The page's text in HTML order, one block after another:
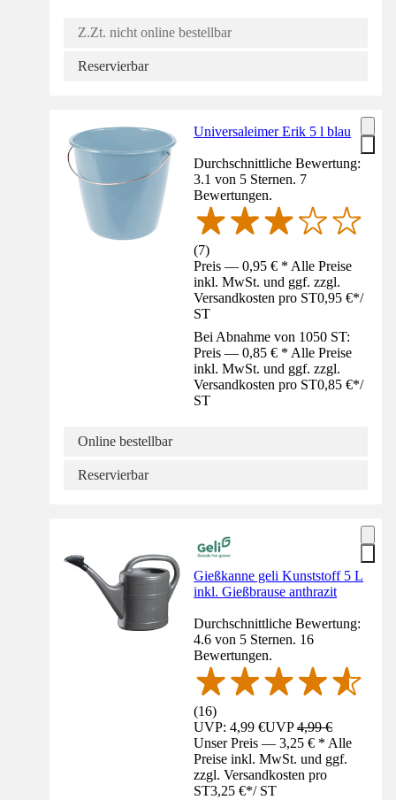
Z.Zt. nicht online bestellbar
Reservierbar
Universaleimer Erik 5 l blau
Durchschnittliche Bewertung:
3.1 von 5 Sternen. 7
Bewertungen.
(7)
Preis — 0,95 € * Alle Preise
inkl. MwSt. und ggf. zzgl.
Versandkosten pro ST0,95 €*/
ST
Bei Abnahme von 1050 ST:
Preis — 0,85 € * Alle Preise
inkl. MwSt. und ggf. zzgl.
Versandkosten pro ST0,85 €*/
ST
Online bestellbar
Reservierbar
Gießkanne geli Kunststoff 5 L
inkl. Gießbrause anthrazit
Durchschnittliche Bewertung:
4.6 von 5 Sternen. 16
Bewertungen.
(16)
UVP: 4,99 €UVP4,99 €
Unser Preis — 3,25 € * Alle
Preise inkl. MwSt. und ggf.
zzgl. Versandkosten pro
ST3,25 €*/ ST